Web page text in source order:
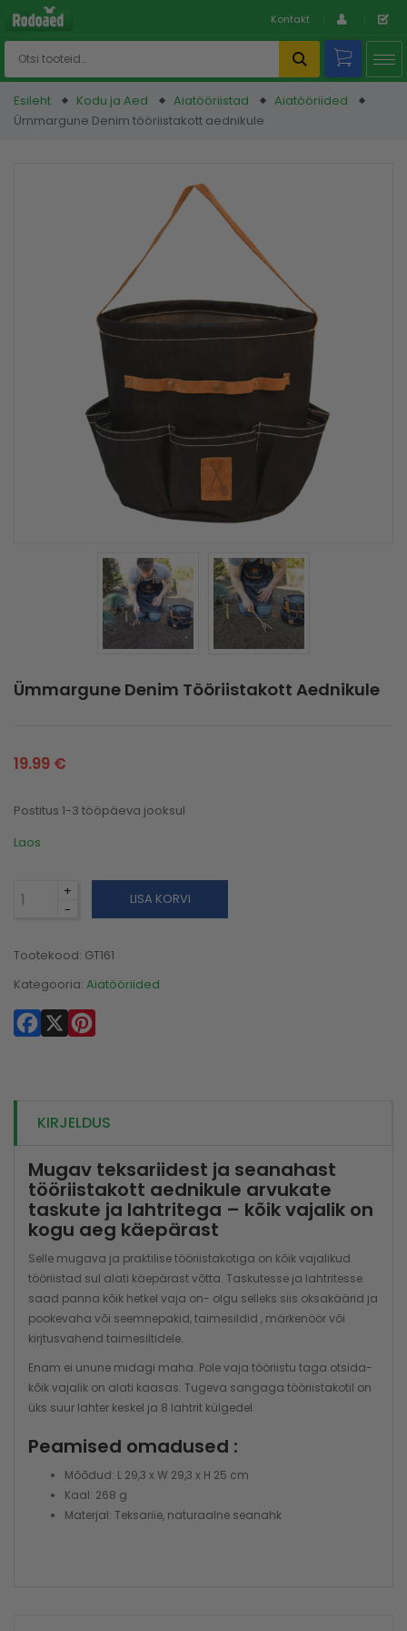
Kontakt
Esileht Kodu ja Aed Aiatööriistad
Aiatööriided
Ümmargune Denim tööriistakott aednikule
Ümmargune Denim Tööriistakott Aednikule
19.99 €
Postitus 1-3 tööpäeva jooksul
Laos
LISA KORVI
Tootekood: GT161
Kategooria: Aiatööriided
Facebook
X
KIRJELDUS
Mugav teksariidest ja seanahast
tööriistakott aednikule arvukate
taskute ja lahtritega – kõik vajalik on
kogu aeg käepärast
Selle mugava ja praktilise tööriistakotiga on kõik vajalikud
tööriistad sul alati käepärast võtta. Taskutesse ja lahtritesse
saad panna kõik hetkel vaja on- olgu selleks siis oksakäärid ja
pookevaha või seemnepakid, taimesildid , märkenöör või
kirjtusvahend taimesiltidele.
Enam ei unune midagi maha. Pole vaja tööriistu taga otsida-
kõik vajalik on alati kaasas. Tugeva sangaga tööriistakotil on
üks suur lahter keskel ja 8 lahtrit külgedel.
Peamised omadused :
Mõõdud: L 29,3 x W 29,3 x H 25 cm
Kaal: 268 g
Materjal: Teksariie, naturaalne seanahk